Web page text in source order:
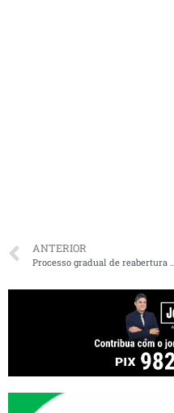
ANTERIOR
Processo gradual de reabertura das